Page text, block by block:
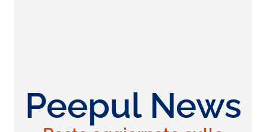
Peepul News